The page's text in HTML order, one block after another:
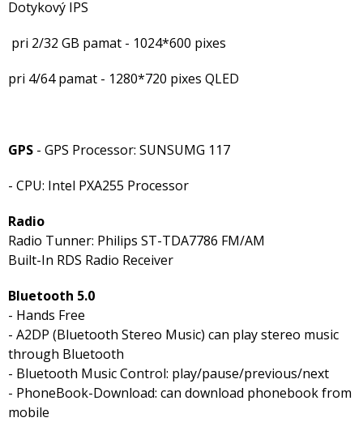
Dotykový IPS
pri 2/32 GB pamat - 1024*600 pixes
pri 4/64 pamat - 1280*720 pixes QLED
GPS - GPS Processor: SUNSUMG 117
- CPU: Intel PXA255 Processor
Radio
Radio Tunner: Philips ST-TDA7786 FM/AM
Built-In RDS Radio Receiver
Bluetooth 5.0
- Hands Free
- A2DP (Bluetooth Stereo Music) can play stereo music
through Bluetooth
- Bluetooth Music Control: play/pause/previous/next
- PhoneBook-Download: can download phonebook from
mobile